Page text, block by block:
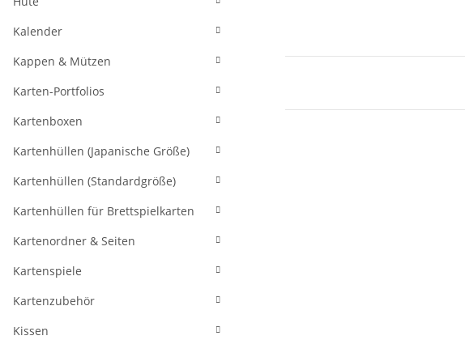
Kalender
Kappen & Mützen
Karten-Portfolios
Kartenboxen
Kartenhüllen (Japanische Größe)
Kartenhüllen (Standardgröße)
Kartenhüllen für Brettspielkarten
Kartenordner & Seiten
Kartenspiele
Kartenzubehör
Kissen